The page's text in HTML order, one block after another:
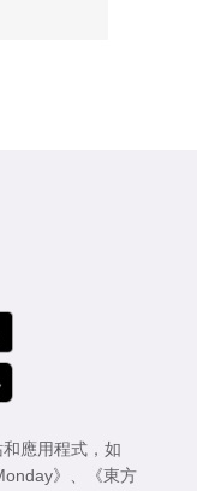
應用程式，如
》
《東方